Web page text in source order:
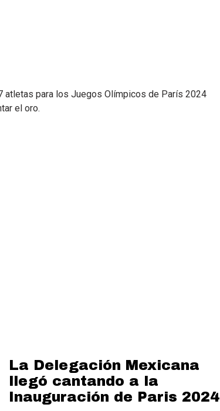
atletas para los Juegos Olímpicos de París 2024
el oro.
La Delegación Mexicana
llegó cantando a la
Inauguración de Paris 2024